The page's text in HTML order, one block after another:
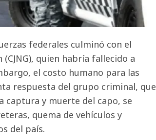
federales culminó con el
quien habría fallecido a
el costo humano para las
respuesta del grupo criminal, que
captura y muerte del capo, se
quema de vehículos y
del país.